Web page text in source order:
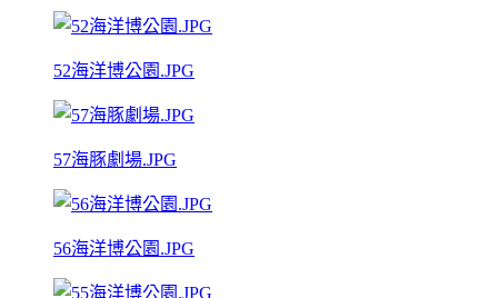
52海洋博公園.JPG
57海豚劇場.JPG
56海洋博公園.JPG